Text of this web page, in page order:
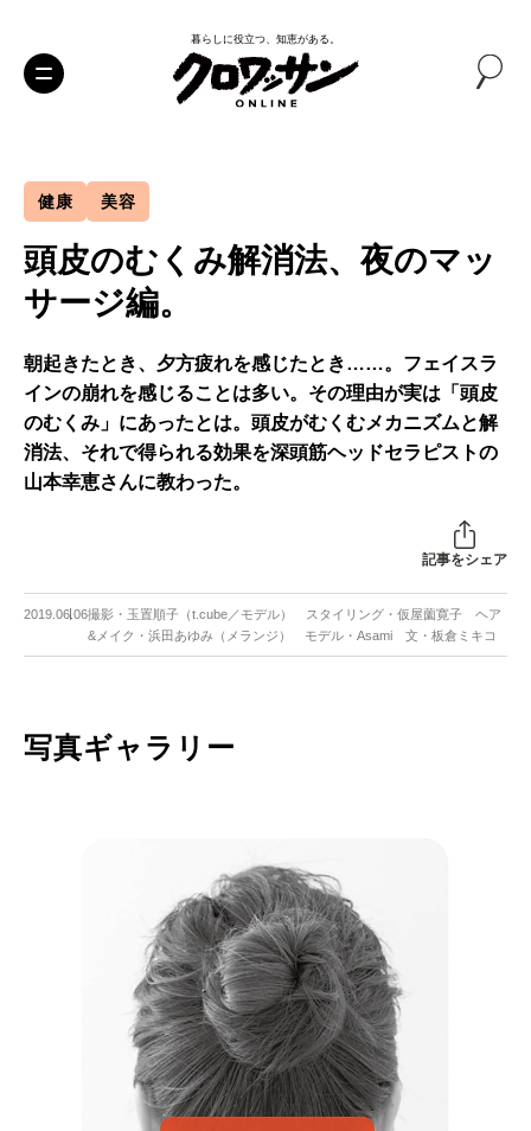
暮らしに役立つ、知恵がある。
健康 美容
頭皮のむくみ解消法、夜のマッ
サージ編。
朝起きたとき、夕方疲れを感じたとき……。フェイスラ
インの崩れを感じることは多い。その理由が実は「頭皮
のむくみ」にあったとは。頭皮がむくむメカニズムと解
消法、それで得られる効果を深頭筋ヘッドセラピストの
山本幸恵さんに教わった。
記事をシェア
2019.06.06撮影・玉置順子（t.cube／モデル） スタイリング・仮屋薗寛子 ヘア
&メイク・浜田あゆみ（メランジ） モデル・Asami 文・板倉ミキコ
写真ギャラリー